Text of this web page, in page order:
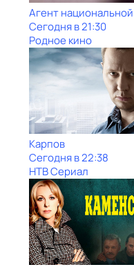
Агент
Сегодня в 21:30
Родное кино
Карпов
Сегодня в 22:38
НТВ Сериал